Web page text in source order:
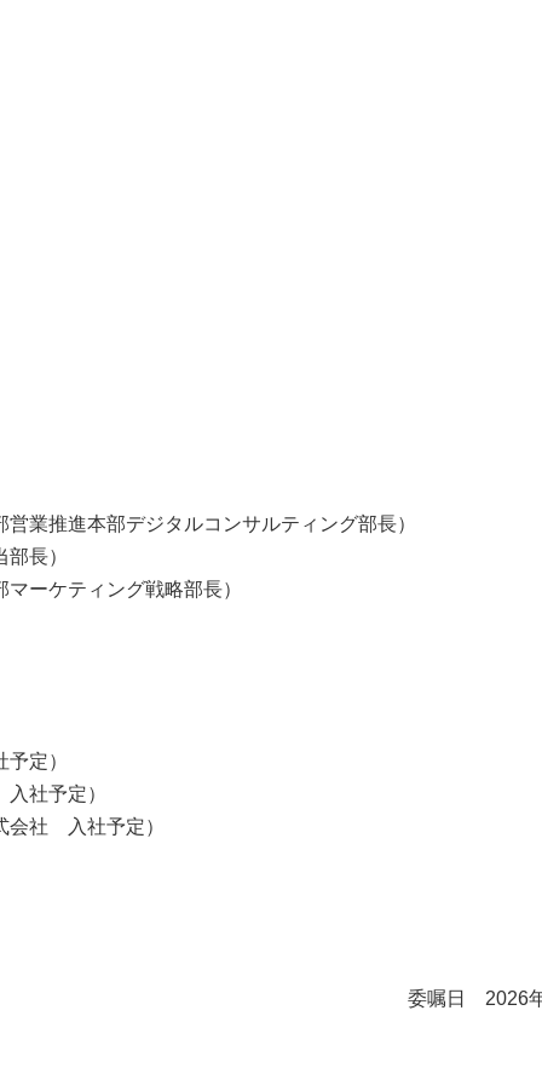
推進本部デジタルコンサルティング部長）
長）
ケティング戦略部長）
定）
社予定）
社 入社予定）
委嘱日 2026